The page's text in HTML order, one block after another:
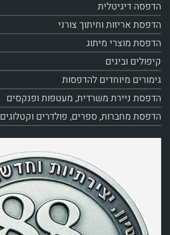
הדפסה דיגיטלית
הדפסת אריזות וחיתוך צורני
הדפסת מוצרי מיתוג
קיפולים וביגים
גימורים מיוחדים להדפסות
הדפסת ניירת משרדית, מעטפות ופנקסים
הדפסת מחברות, ספרים, פולדרים וקטלוגים